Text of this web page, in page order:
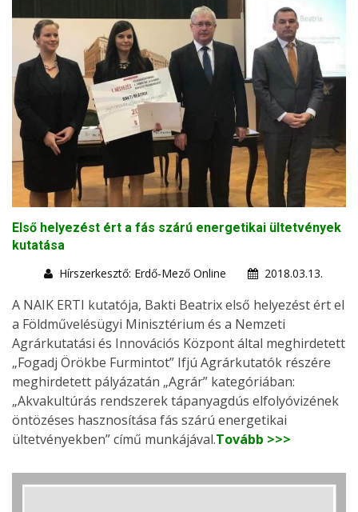
Első helyezést ért a fás szárú energetikai ültetvények
kutatása
Hírszerkesztő: Erdő-Mező Online
2018.03.13.
A NAIK ERTI kutatója, Bakti Beatrix első helyezést ért el
a Földművelésügyi Minisztérium és a Nemzeti
Agrárkutatási és Innovációs Központ által meghirdetett
„Fogadj Örökbe Furmintot” Ifjú Agrárkutatók részére
meghirdetett pályázatán „Agrár” kategóriában:
„Akvakultúrás rendszerek tápanyagdús elfolyóvizének
öntözéses hasznosítása fás szárú energetikai
ültetvényekben” című munkájával.Tovább >>>